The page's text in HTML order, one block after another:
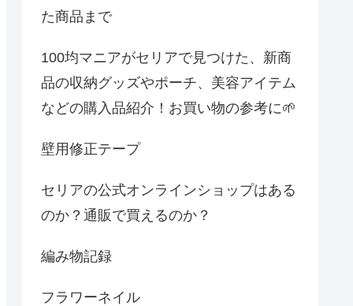
た商品まで
100均マニアがセリアで見つけた、新商
品の収納グッズやポーチ、美容アイテム
などの購入品紹介！お買い物の参考に🌱
壁用修正テープ
セリアの公式オンラインショップはある
のか？通販で買えるのか？
編み物記録
フラワーネイル